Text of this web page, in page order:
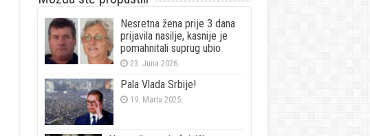
Nesretna žena prije 3 dana
prijavila nasilje, kasnije je
pomahnitali suprug ubio
23. Juna 2026.
Pala Vlada Srbije!
19. Marta 2025.